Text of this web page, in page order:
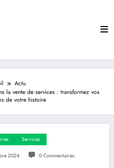
Actu
la vente de services : transformez vos
de votre histoire
Services
2024 0 Commentaires